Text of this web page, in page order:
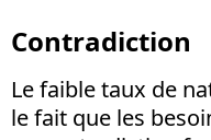
Contradiction
Le faible taux de
le fait que les